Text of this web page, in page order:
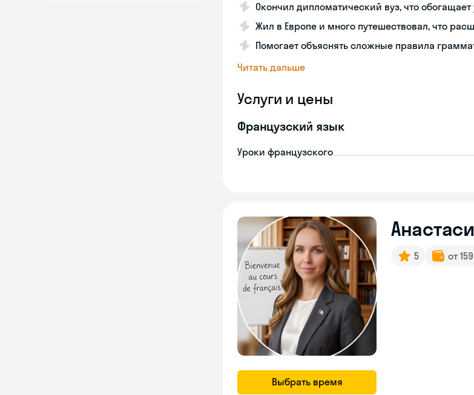
Окончил дипломатический вуз, что обогащает
Жил в Европе и много путешествовал, что
Помогает объяснять сложные правила
Читать дальше
Услуги и цены
Французский язык
Уроки французского
Выбрать время
5 от